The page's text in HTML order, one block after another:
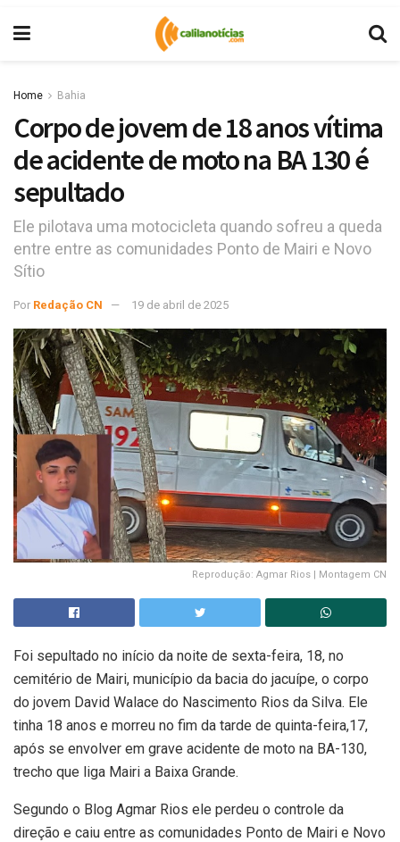
Home Bahia
Corpo de jovem de 18 anos vítima
de acidente de moto na BA 130 é
sepultado
Ele pilotava uma motocicleta quando sofreu a queda
entre entre as comunidades Ponto de Mairi e Novo
Sítio
Por Redação CN 19 de abril de 2025
Reprodução: Agmar Rios | Montagem CN
Foi sepultado no início da noite de sexta-feira, 18, no
cemitério de Mairi, município da bacia do jacuípe, o corpo
do jovem David Walace do Nascimento Rios da Silva. Ele
tinha 18 anos e morreu no fim da tarde de quinta-feira,17,
após se envolver em grave acidente de moto na BA-130,
trecho que liga Mairi a Baixa Grande.
Segundo o Blog Agmar Rios ele perdeu o controle da
direção e caiu entre as comunidades Ponto de Mairi e Novo